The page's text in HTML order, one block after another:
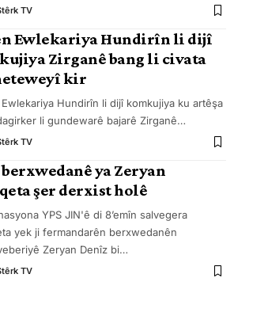
TV
Ewlekariya Hundirîn li dijî
Zirganê bang li civata
kir
Hundirîn li dijî komkujiya ku artêşa
li gundewarê bajarê Zirganê…
TV
ya Zeryan
şer derxist holê
YPS JIN'ê di 8’emîn salvegera
yek ji fermandarên berxwedanên
Zeryan Denîz bi…
TV